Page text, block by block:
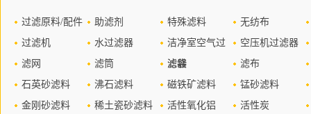
过滤原料/配件 助滤剂 特殊滤料
无纺布
过滤机
水过滤器
洁净室空气过
滤器
空压机过滤器
滤网
滤筒 滤袋
滤布
石英砂滤料
沸石滤料 磁铁矿滤料
锰砂滤料
金刚砂滤料
稀土瓷砂滤料 活性氧化铝
活性炭